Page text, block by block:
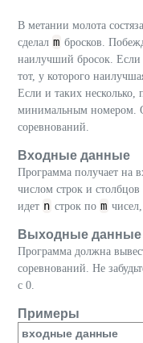
В метании молота
сделал m бросков.
наилучший бросок. Если
тот, у которого
Если и таких несколько,
минимальным номером.
соревнований.
Входные данные
Программа получает на
числом строк и
идет n строк по m
Выходные данные
Программа должна
соревнований. Не
с 0.
Примеры
входные данные